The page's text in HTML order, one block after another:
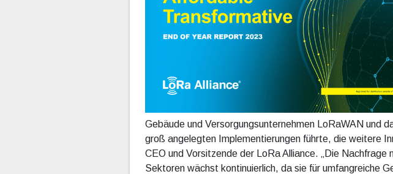
Gebäude und Versorgungsunternehmen LoRaWAN und
groß angelegten Implementierungen führte, die weitere
CEO und Vorsitzende der LoRa Alliance. „Die
Sektoren wächst kontinuierlich, da sie für umfangreiche